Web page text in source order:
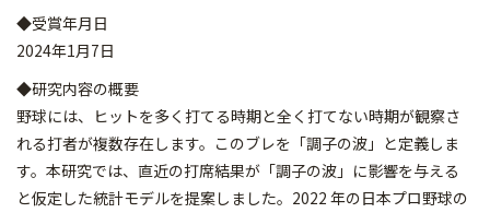
◆受賞年月日
2024年1月7日
◆研究内容の概要
野球には、ヒットを多く打てる時期と全く打てない時期が観察さ
れる打者が複数存在します。このブレを「調子の波」と定義しま
す。本研究では、直近の打席結果が「調子の波」に影響を与える
と仮定した統計モデルを提案しました。2022 年の日本プロ野球の